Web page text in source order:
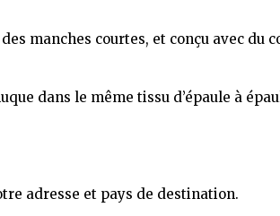
manches courtes, et conçu avec du
dans le même tissu d’épaule à
adresse et pays de destination.